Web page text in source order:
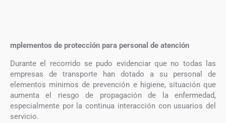
mplementos de protección para personal de atención
Durante el recorrido se pudo evidenciar que no todas las
empresas de transporte han dotado a su personal de
elementos mínimos de prevención e higiene, situación que
aumenta el riesgo de propagación de la enfermedad,
especialmente por la continua interacción con usuarios del
servicio.